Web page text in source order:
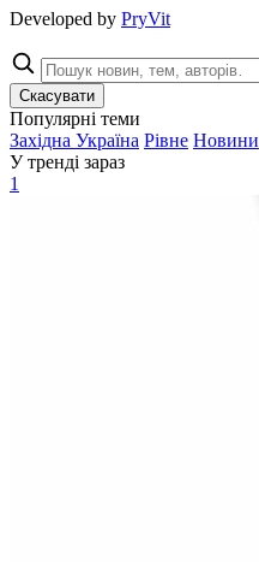
Developed by PryVit
Скасувати
Популярні теми
Західна Україна Рівне Новини
У тренді зараз
1